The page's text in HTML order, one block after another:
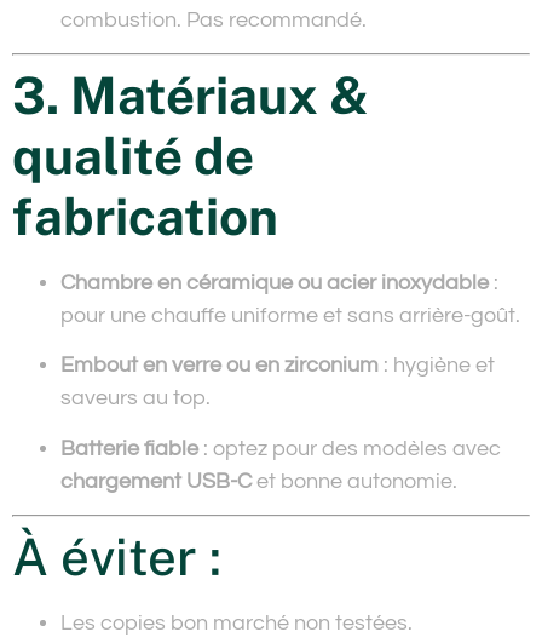
combustion. Pas recommandé.
3. Matériaux &
qualité de
fabrication
Chambre en céramique ou acier inoxydable:
pour une chauffe uniforme et sans arrière-goût.
Embout en verre ou en zirconium : hygiène et
saveurs au top.
Batterie fiable: optez pour des modèles avec
chargement USB-Cet bonne autonomie.
À éviter :
Les copies bon marché non testées.